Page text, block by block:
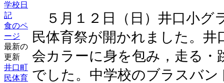
学校日
記
食のペ
ージ
最新の
更新
井口町
民体育
５月１２日（日）井口小グ
民体育祭が開かれました。
会カラーに身を包み，走る・
でした。中学校のブラスバ